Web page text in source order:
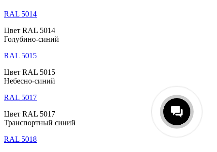
RAL 5014
Цвет RAL 5014
Голубино-синий
RAL 5015
Цвет RAL 5015
Небесно-синий
RAL 5017
Цвет RAL 5017
Транспортный синий
RAL 5018